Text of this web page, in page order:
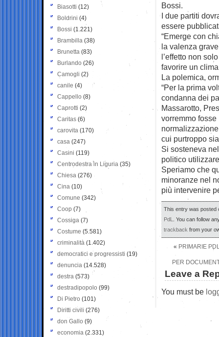
Bossi.
I due partiti
essere
“Emerge con
la valenza
l’effetto non
favorire un
La polemica,
“Per la prima
condanna dei
Massarotto,
vorremmo
cui purtroppo
Si sosteneva
politico
Speriamo che
minoranze nel
più intervenire
This entry was posted
PdL. You can follow
trackbackfrom your
« PRIMARIE
PER
Leave a
You must be
Biasotti (12)
Boldrini (4)
Bossi (1.221)
Brambilla (38)
Brunetta (83)
Burlando (26)
Camogli (2)
canile (4)
Cappello (8)
Caprotti (2)
Caritas (6)
carovita (170)
casa (247)
Casini (119)
Centrodestra in Liguria (35)
Chiesa (276)
Cina (10)
Comune (342)
Coop (7)
Cossiga (7)
Costume (5.581)
criminalità (1.402)
democratici e progressisti (19)
denuncia (14.528)
destra (573)
destradipopolo (99)
Di Pietro (101)
Diritti civili (276)
don Gallo (9)
economia (2.331)